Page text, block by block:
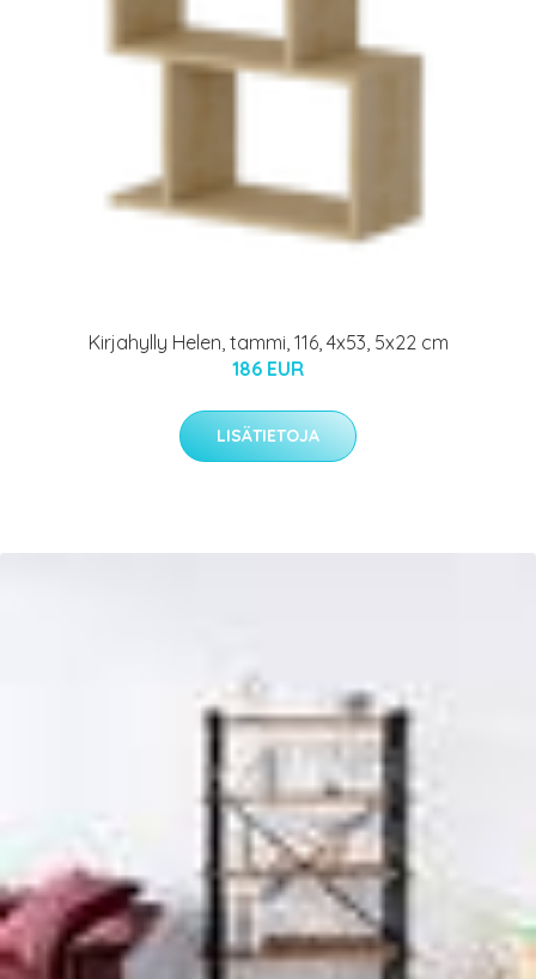
Kirjahylly Helen, tammi, 116, 4x53, 5x22 cm
186 EUR
LISÄTIETOJA